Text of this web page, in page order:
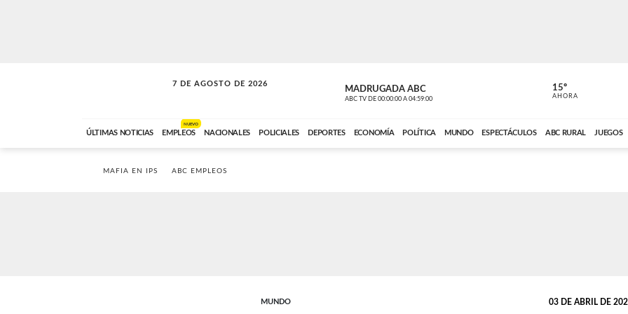
7 DE AGOSTO DE 2026
SOLO MÚSICA MADRUGADA ABC
ABC TV DE 00:00:00 A 04:59:00 ABC CARDINAL
15º
AHORA
ÚLTIMAS NOTICIAS EMPLEOS
NUEVO
NACIONALES POLICIALES DEPORTES ECONOMÍA POLÍTICA MUNDO ESPECTÁCULOS ABC RURAL JUEGOS
MAFIA EN IPS ABC EMPLEOS
MUNDO 03 DE ABRIL DE